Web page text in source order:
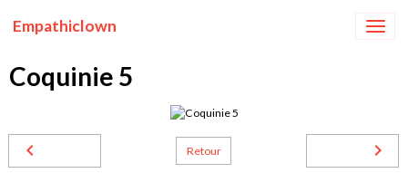
Empathiclown
Coquinie 5
Retour